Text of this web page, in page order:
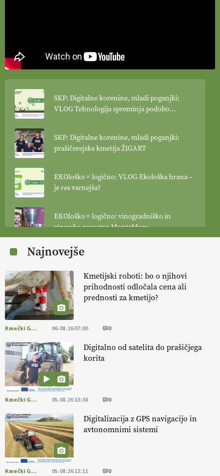
SKP: Digitalne korenine, mladi poganjki:
VLOG Tehnologija spreminja podobo
SKP: Digitalne korenine, mladi poganjki:
prašičerejska kmetija ŽIGART
EKOloško = logično: VLOG Ekološka hrana –
je res varnejša?
EKOloško = logično: vinogradniško in
vinarsko posestvo MonteMoro
EKOloško = logično: ekološka kmetija
EKOloško = logično: ekološka kmetija
HOMAR
EKOloško = logično: VLOG Ekološko
kmetijstvo brez škropljenja?
EKOloško = logično: ekološka kmetija
ALTENBAHER
EKOloško = logično: ekološko oljarstvo
MORGAN
EKOloško = logično: ekološka kmetija
FREŠER
Najnovejše
Kmetijski roboti: bo o njihovi
prihodnosti odločala cena ali
prednosti za kmetijo?
Kmečki Glas 06.08.26 07:00 0
Digitalno od satelita do prašičjega
korita
Kmečki Glas 05.08.26 13:38 0
Digitalizacija z GPS navigacijo in
avtonomnimi sistemi
Kmečki Glas 05.08.26 12:11 0